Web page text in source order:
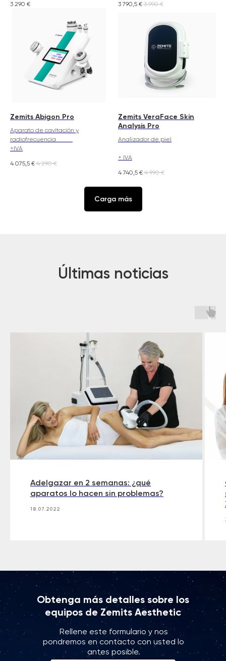
3 290 € 3 790,5 € 3 990 €
Zemits Abigon Pro
Aparato de cavitación y
radiofrecuencia
+IVA
4 075,5 € 4 290 €
Zemits VeraFace Skin
Analysis Pro
Analizador de piel
+ IVA
4 740,5 € 4 990 €
Carga más
Últimas noticias
Adelgazar en 2 semanas: ¿qué
aparatos lo hacen sin problemas?
18.07.2022
Obtenga más detalles sobre los
equipos de Zemits Aesthetic
Rellene este formulario y nos
pondremos en contacto con usted lo
antes posible.